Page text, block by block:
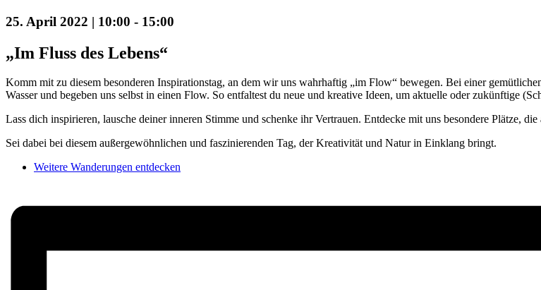
25. April 2022 | 10:00 - 15:00
„Im Fluss des Lebens“
Komm mit zu diesem besonderen Inspirationstag, an dem wir uns wahrhaftig „im Flow“ bewegen. Bei einer
Wasser und begeben uns selbst in einen Flow. So entfaltest du neue und kreative Ideen, um aktuelle oder zukünftige
Lass dich inspirieren, lausche deiner inneren Stimme und schenke ihr Vertrauen. Entdecke mit uns besondere Plätze,
Sei dabei bei diesem außergewöhnlichen und faszinierenden Tag, der Kreativität und Natur in Einklang bringt.
Weitere Wanderungen entdecken